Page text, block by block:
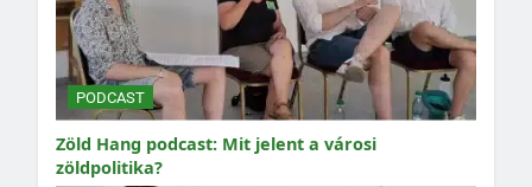
PODCAST
Zöld Hang podcast: Mit jelent a városi
zöldpolitika?